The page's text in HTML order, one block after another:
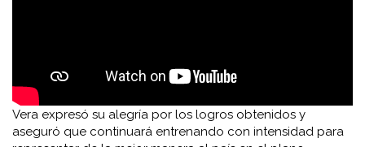
Vera expresó su alegría por los logros obtenidos y
aseguró que continuará entrenando con intensidad para